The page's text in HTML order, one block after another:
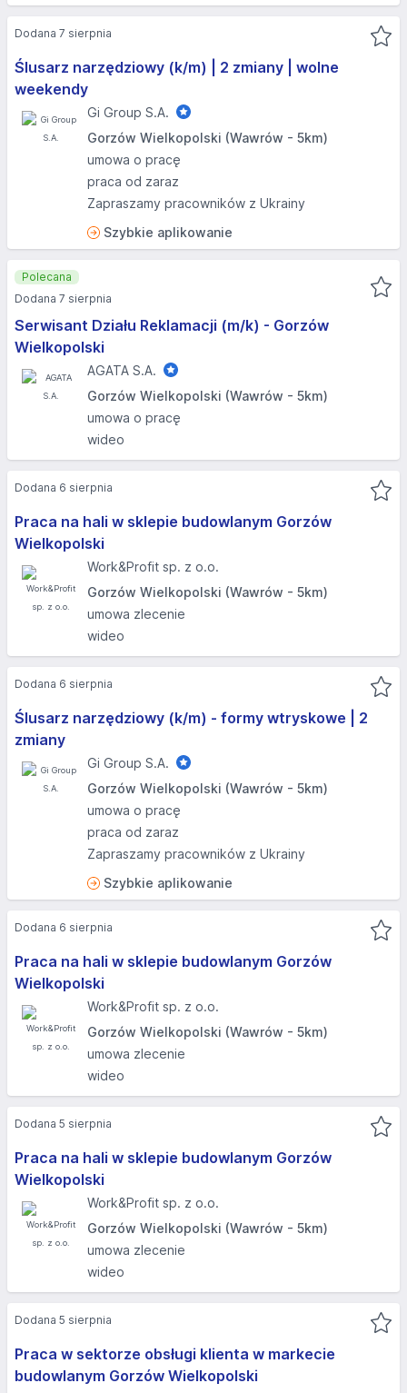
Ślusarz narzędziowy (k/m) | 2 zmiany | wolne
weekendy
Gi Group S.A.
Gorzów Wielkopolski (Wawrów - 5km)
umowa o pracę
praca od zaraz
Zapraszamy pracowników z Ukrainy
Szybkie aplikowanie
Dodana 7 sierpnia
Serwisant Działu Reklamacji (m/k) - Gorzów
Wielkopolski
AGATA S.A.
Gorzów Wielkopolski (Wawrów - 5km)
umowa o pracę
wideo
Polecana
Dodana 7 sierpnia
Praca na hali w sklepie budowlanym Gorzów
Wielkopolski
Work&Profit sp. z o.o.
Gorzów Wielkopolski (Wawrów - 5km)
umowa zlecenie
wideo
Dodana 6 sierpnia
Ślusarz narzędziowy (k/m) - formy wtryskowe | 2
zmiany
Gi Group S.A.
Gorzów Wielkopolski (Wawrów - 5km)
umowa o pracę
praca od zaraz
Zapraszamy pracowników z Ukrainy
Szybkie aplikowanie
Dodana 6 sierpnia
Praca na hali w sklepie budowlanym Gorzów
Wielkopolski
Work&Profit sp. z o.o.
Gorzów Wielkopolski (Wawrów - 5km)
umowa zlecenie
wideo
Dodana 6 sierpnia
Praca na hali w sklepie budowlanym Gorzów
Wielkopolski
Work&Profit sp. z o.o.
Gorzów Wielkopolski (Wawrów - 5km)
umowa zlecenie
wideo
Dodana 5 sierpnia
Praca w sektorze obsługi klienta w markecie
budowlanym Gorzów Wielkopolski
Dodana 5 sierpnia